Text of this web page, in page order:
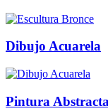
Dibujo Acuarela
Pintura Abstracta